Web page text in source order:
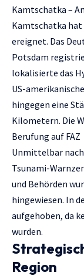
Kamtschatka –
Kamtschatka hat
ereignet. Das
Potsdam
lokalisierte das
US-
hingegen eine
Kilometern. Die
Berufung auf FAZ
Unmittelbar nach
Tsunami-
und Behörden
hingewiesen. In
aufgehoben, da
wurden.
Region